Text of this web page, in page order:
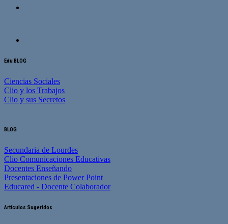
Edu BLOG
Ciencias Sociales
Clio y los Trabajos
Clio y sus Secretos
BLOG
Secundaria de Lourdes
Clio Comunicaciones Educativas
Docentes Enseñando
Presentaciones de Power Point
Educared - Docente Colaborador
Artículos Sugeridos